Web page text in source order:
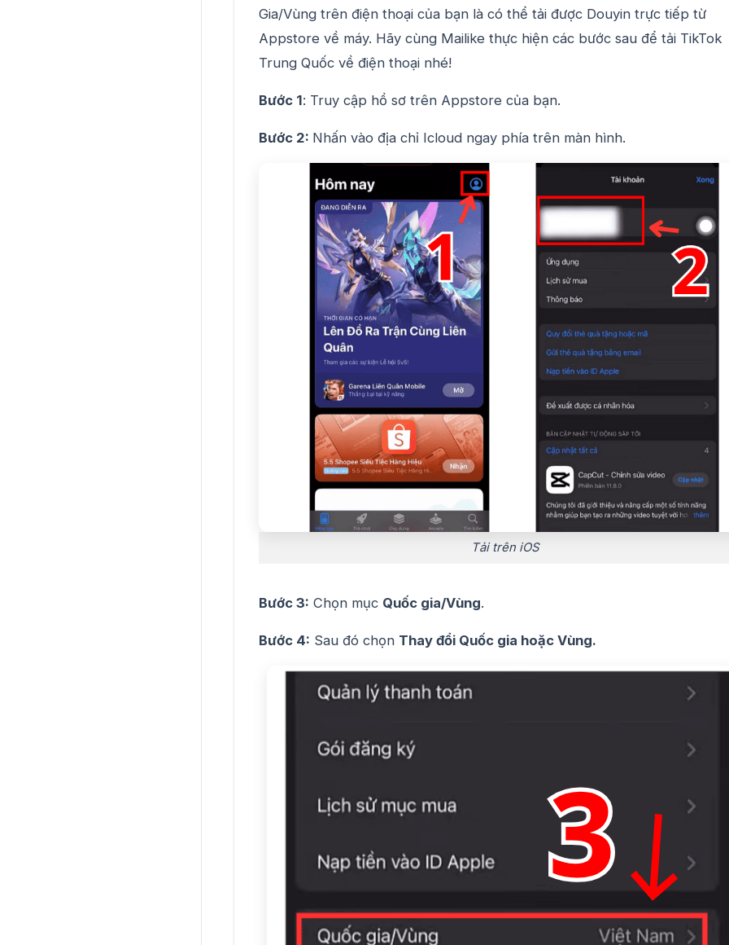
Gia/Vùng trên điện thoại của bạn là có thể tải được Douyin trực tiếp từ
Appstore về máy. Hãy cùng Mailike thực hiện các bước sau để tải TikTok
Trung Quốc về điện thoại nhé!
Bước 1: Truy cập hồ sơ trên Appstore của bạn.
Bước 2: Nhấn vào địa chỉ Icloud ngay phía trên màn hình.
Tải trên iOS
Bước 3: Chọn mục Quốc gia/Vùng.
Bước 4: Sau đó chọn Thay đổi Quốc gia hoặc Vùng.